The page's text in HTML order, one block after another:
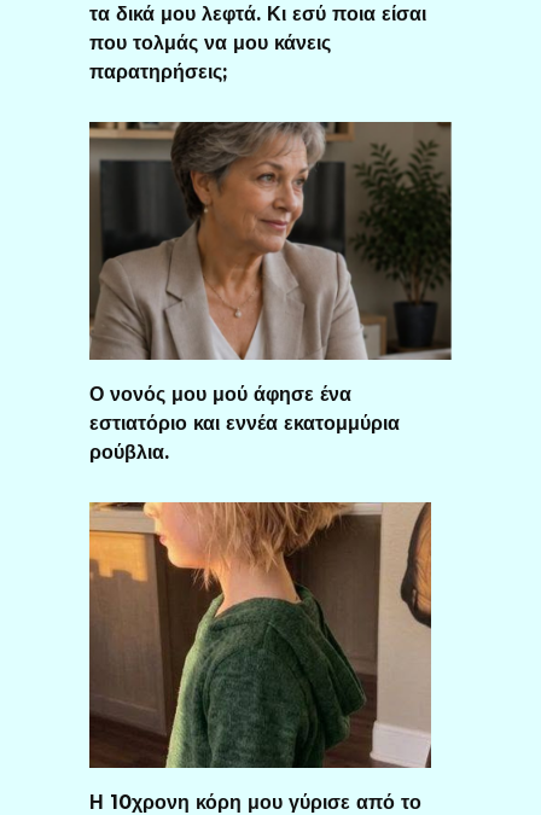
τα δικά μου λεφτά. Κι εσύ ποια είσαι
που τολμάς να μου κάνεις
παρατηρήσεις;
Ο νονός μου μού άφησε ένα
εστιατόριο και εννέα εκατομμύρια
ρούβλια.
Η 10χρονη κόρη μου γύρισε από το